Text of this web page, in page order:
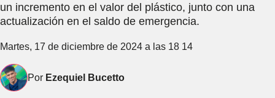
un incremento en el valor del plástico, junto con una
actualización en el saldo de emergencia.
Martes, 17 de diciembre de 2024 a las 18 14
Por Ezequiel Bucetto